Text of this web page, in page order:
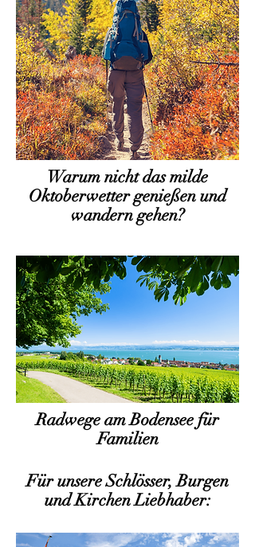
Warum nicht das milde
Oktoberwetter genießen und
wandern gehen?
Radwege am Bodensee für
Familien
Für unsere Schlösser, Burgen
und Kirchen Liebhaber: